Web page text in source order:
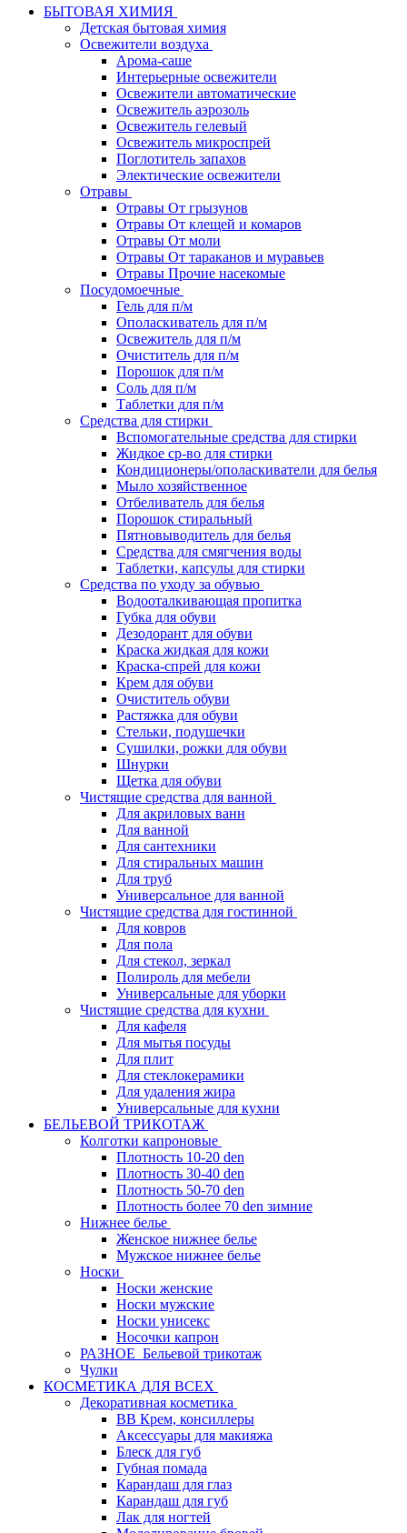
БЫТОВАЯ ХИМИЯ
Детская бытовая химия
Освежители воздуха
Арома-саше
Интерьерные освежители
Освежители автоматические
Освежитель аэрозоль
Освежитель гелевый
Освежитель микроспрей
Поглотитель запахов
Электические освежители
Отравы
Отравы От грызунов
Отравы От клещей и комаров
Отравы От моли
Отравы От тараканов и муравьев
Отравы Прочие насекомые
Посудомоечные
Гель для п/м
Ополаскиватель для п/м
Освежитель для п/м
Очиститель для п/м
Порошок для п/м
Соль для п/м
Таблетки для п/м
Средства для стирки
Вспомогательные средства для стирки
Жидкое ср-во для стирки
Кондиционеры/ополаскиватели для белья
Мыло хозяйственное
Отбеливатель для белья
Порошок стиральный
Пятновыводитель для белья
Средства для смягчения воды
Таблетки, капсулы для стирки
Средства по уходу за обувью
Водооталкивающая пропитка
Губка для обуви
Дезодорант для обуви
Краска жидкая для кожи
Краска-спрей для кожи
Крем для обуви
Очиститель обуви
Растяжка для обуви
Стельки, подушечки
Сушилки, рожки для обуви
Шнурки
Щетка для обуви
Чистящие средства для ванной
Для акриловых ванн
Для ванной
Для сантехники
Для стиральных машин
Для труб
Универсальное для ванной
Чистящие средства для гостинной
Для ковров
Для пола
Для стекол, зеркал
Полироль для мебели
Универсальные для уборки
Чистящие средства для кухни
Для кафеля
Для мытья посуды
Для плит
Для стеклокерамики
Для удаления жира
Универсальные для кухни
БЕЛЬЕВОЙ ТРИКОТАЖ
Колготки капроновые
Плотность 10-20 den
Плотность 30-40 den
Плотность 50-70 den
Плотность более 70 den зимние
Нижнее белье
Женское нижнее белье
Мужское нижнее белье
Носки
Носки женские
Носки мужские
Носки унисекс
Носочки капрон
РАЗНОЕ_Бельевой трикотаж
Чулки
КОСМЕТИКА ДЛЯ ВСЕХ
Декоративная косметика
BB Крем, консиллеры
Аксессуары для макияжа
Блеск для губ
Губная помада
Карандаш для глаз
Карандаш для губ
Лак для ногтей